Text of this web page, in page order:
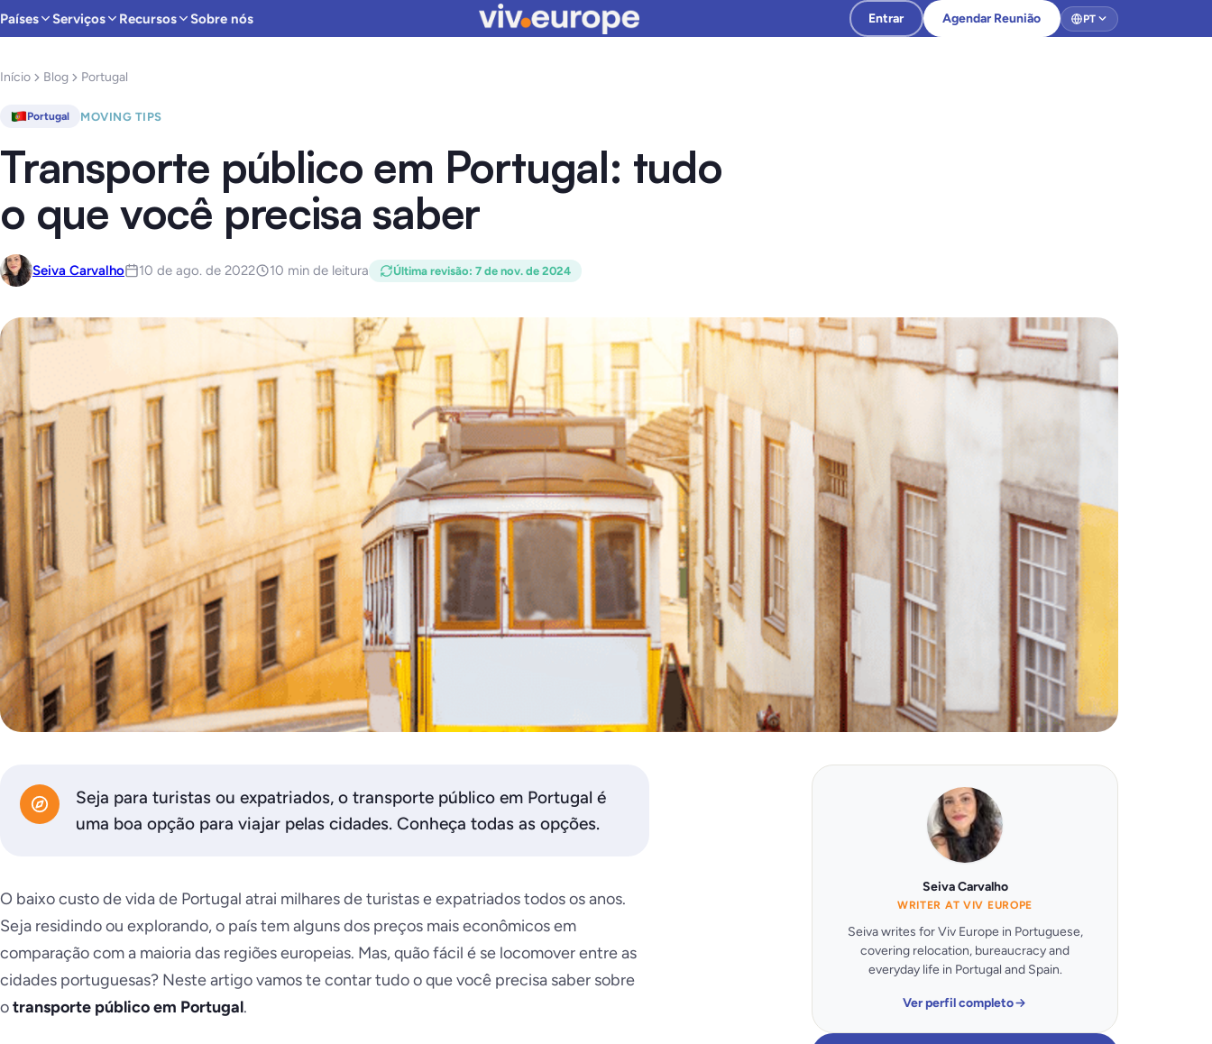
Países Serviços Recursos Sobre nós Entrar Agendar Reunião PT
Início Blog Portugal
Portugal MOVING TIPS
Transporte público em Portugal: tudo
o que você precisa saber
Seiva Carvalho 10 de ago. de 2022 10 min de leitura Última revisão: 7 de nov. de 2024
Seja para turistas ou expatriados, o transporte público em Portugal é
uma boa opção para viajar pelas cidades. Conheça todas as opções.
O baixo custo de vida de Portugal atrai milhares de turistas e expatriados todos os anos.
Seja residindo ou explorando, o país tem alguns dos preços mais econômicos em
comparação com a maioria das regiões europeias. Mas, quão fácil é se locomover entre as
cidades portuguesas? Neste artigo vamos te contar tudo o que você precisa saber sobre
otransporte público em Portugal.
Seiva Carvalho
WRITER AT VIV EUROPE
Seiva writes for Viv Europe in Portuguese,
covering relocation, bureaucracy and
everyday life in Portugal and Spain.
Ver perfil completo